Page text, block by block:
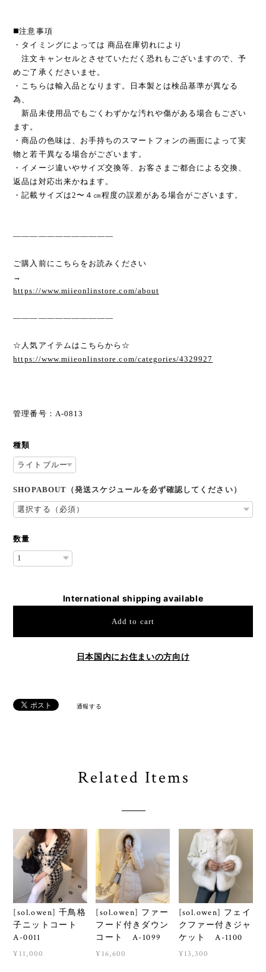
◼️注意事項
・タイミングによっては 商品在庫切れにより
注文キャンセルとさせていただく恐れもございますので、予
めご了承くださいませ。
・こちらは輸入品となります。日本製とは検品基準が異なる
為、
新品未使用品でもごくわずかな汚れや傷がある場合もござい
ます。
・商品の色味は、お手持ちのスマートフォンの画面によって実
物と若干異なる場合がございます。
・イメージ違いやサイズ交換等、お客さまご都合による交換、
返品は対応出来かねます。
・記載サイズは2〜４㎝程度の誤差がある場合がございます。
————————————
ご購入前にこちらをお読みください
→
https://www.miieonlinstore.com/about
————————————
☆人気アイテムはこちらから☆
https://www.miieonlinstore.com/categories/4329927
管理番号：A-0813
種類
SHOPABOUT（発送スケジュールを必ず確認してください）
数量
International shipping available
Add to cart
日本国内にお住まいの方向け
通報する
Related Items
[sol.owen] 千鳥格
子ニットコート
A-0011
¥11,000
[sol.owen] ファー
フード付きダウン
コート A-1099
¥16,600
[sol.owen] フェイ
クファー付きジャ
ケット A-1100
¥13,300